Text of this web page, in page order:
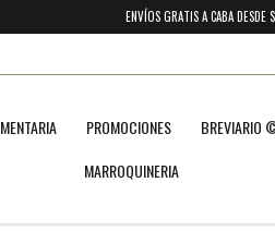
ENVÍOS GRATIS A CABA
PROMOCIONES BREVIARIO
MARROQUINERIA